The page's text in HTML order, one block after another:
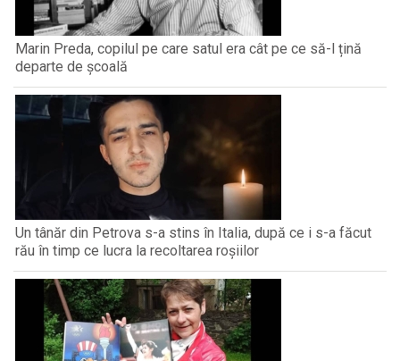
Marin Preda, copilul pe care satul era cât pe ce să-l țină
departe de școală
Un tânăr din Petrova s-a stins în Italia, după ce i s-a făcut
rău în timp ce lucra la recoltarea roșiilor